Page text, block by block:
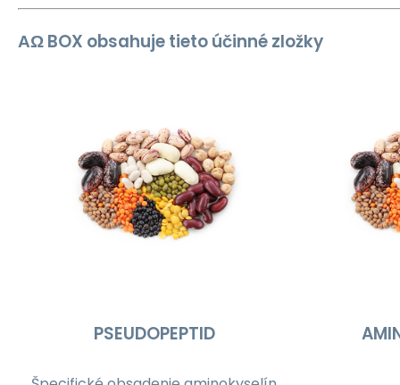
ΑΩ BOX obsahuje tieto účinné zložky
PSEUDOPEPTID